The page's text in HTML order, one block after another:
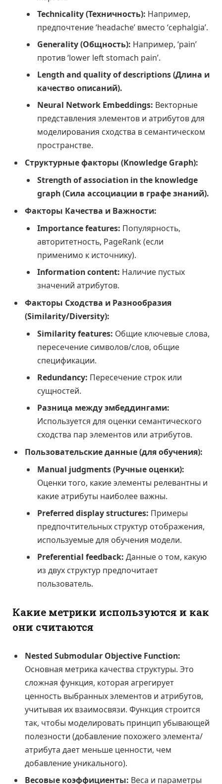
Technicality (Техничность): Например,
предпочтение ‘headache’ вместо ‘cephalgia’.
Generality (Общность): Например, ‘pain’
против ‘lower left stomach pain’.
Length and quality of descriptions (Длина и
качество описаний).
Neural Network Embeddings: Векторные
представления элементов и атрибутов для
моделирования сходства в семантическом
пространстве.
Структурные факторы (Knowledge Graph):
Strength of association in the knowledge
graph (Сила ассоциации в графе знаний).
Факторы Качества и Важности:
Importance features: Популярность,
авторитетность, PageRank (если
применимо к источнику).
Information content: Наличие пустых
значений атрибутов.
Факторы Сходства и Разнообразия
(Similarity/Diversity):
Similarity features: Общие ключевые слова,
пересечение символов/слов, общие
спецификации.
Redundancy: Пересечение строк или
сущностей.
Разница между эмбеддингами:
Используется для оценки семантического
сходства пар элементов или атрибутов.
Пользовательские данные (для обучения):
Manual judgments (Ручные оценки):
Оценки того, какие элементы релевантны и
какие атрибуты наиболее важны.
Preferred display structures: Примеры
предпочтительных структур отображения,
используемые для обучения модели.
Preferential feedback: Данные о том, какую
из двух структур предпочитает
пользователь.
Какие метрики используются и как
они считаются
Nested Submodular Objective Function:
Основная метрика качества структуры. Это
сложная функция, которая агрегирует
ценность выбранных элементов и атрибутов,
учитывая их взаимосвязи. Функция строится
так, чтобы моделировать принцип убывающей
полезности (добавление похожего элемента/
атрибута дает меньше ценности, чем
добавление уникального).
Весовые коэффициенты: Веса и параметры